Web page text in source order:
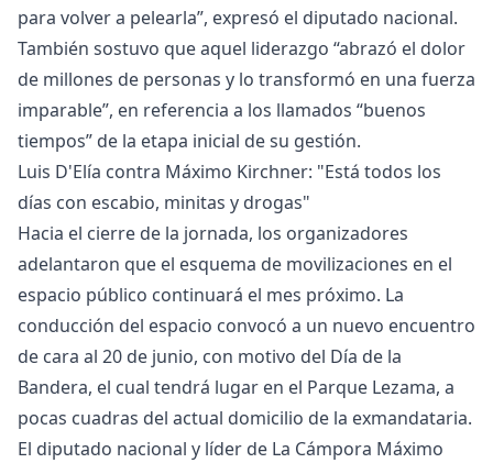
para volver a pelearla”, expresó el diputado nacional.
También sostuvo que aquel liderazgo “abrazó el dolor
de millones de personas y lo transformó en una fuerza
imparable”, en referencia a los llamados “buenos
tiempos” de la etapa inicial de su gestión.
Luis D'Elía contra Máximo Kirchner: "Está todos los
días con escabio, minitas y drogas"
Hacia el cierre de la jornada, los organizadores
adelantaron que el esquema de movilizaciones en el
espacio público continuará el mes próximo. La
conducción del espacio convocó a un nuevo encuentro
de cara al 20 de junio, con motivo del Día de la
Bandera, el cual tendrá lugar en el Parque Lezama, a
pocas cuadras del actual domicilio de la exmandataria.
El diputado nacional y líder de La Cámpora Máximo